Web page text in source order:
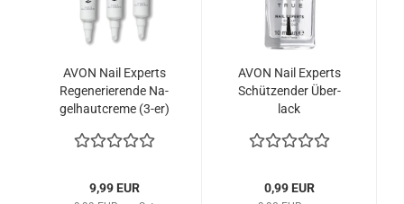
AVON Nail Ex­perts
Re­ge­ne­rie­ren­de Na­
gel­haut­creme (3-er)
9,99 EUR
AVON Nail Ex­perts
Schüt­zen­der Über­
lack
0,99 EUR